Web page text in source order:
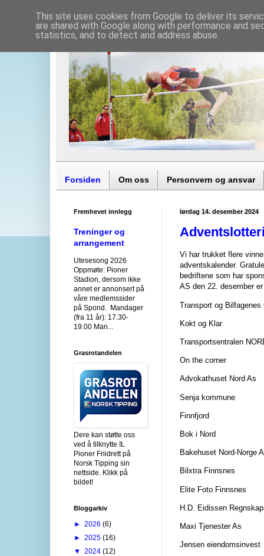
Forsiden Om oss Personvern og ansvar
lørdag 14. desember 2024
Vi har trukket flere
adventskalender.
bedriftene som har
AS den 22. desember
Transport og
Kokt og Klar
Transportsentralen
On the corner
Advokathuset Nord As
Senja kommune
Finnfjord
Bok i Nord
Bakehuset Nord-Norge
Bilxtra Finnsnes
Elite Foto Finnsnes
H.D. Eidissen
Maxi Tjenester As
Jensen eiendomsinvest
Fremhevet innlegg
Treninger og
arrangement
Utesesong 2026
Oppmøte: Pioner
Stadion, dersom ikke
annet er annonsert på
våre medlemssider
på Spond. Mandager
(fra 11 år): 17.30-
19.00 Man...
Grasrotandelen
Dere kan støtte oss
ved å tilknytte IL
Pioner Friidrett på
Norsk Tipping sin
nettside. Klikk på
bildet!
Bloggarkiv
► 2026 (6)
► 2025 (16)
▼ 2024 (12)
This site uses cookies from Google to deliver its
are shared with Google along with performance and
statistics, and to detect and address abuse.